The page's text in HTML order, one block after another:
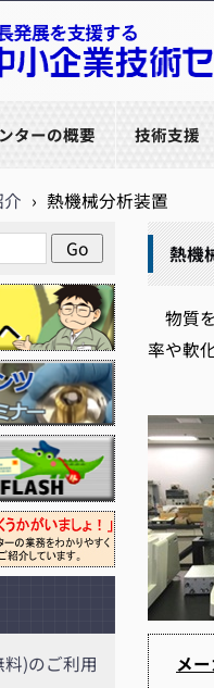
ターの概要 技術支援
› 熱機械分析装置
熱機
物質
率や軟
メ
)のご利用